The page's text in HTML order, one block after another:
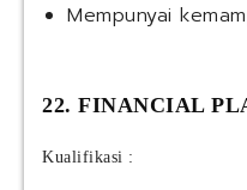
Mempunyai
22. FINANCIAL
Kualifikasi :